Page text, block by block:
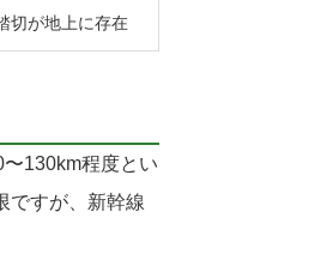
切が地上に存在
130km程度とい
ですが、新幹線